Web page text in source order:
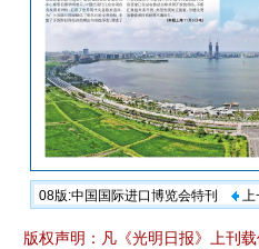
08版:中国国际进口博览会特刊 上
版权声明：凡《光明日报》上刊